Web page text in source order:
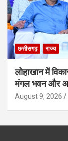
छत्तीसगढ़ राज्य
लोहाखान में
मंगल भवन और
August 9, 2026